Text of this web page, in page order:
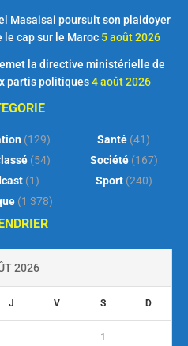
Masaisai poursuit son plaidoyer
cap sur le Maroc 5 août 2026
la directive ministérielle de
partis politiques 4 août 2026
(129)
(54)
(1)
(1 378)
Santé (41)
Société(167)
Sport(240)
2026
J V S D
1